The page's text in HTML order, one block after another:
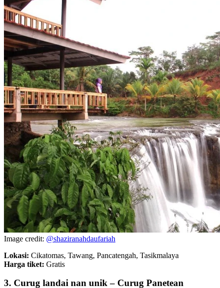
Image credit: @shaziranahdaufariah
Lokasi: Cikatomas, Tawang, Pancatengah, Tasikmalaya
Harga tiket: Gratis
3. Curug landai nan unik – Curug Panetean